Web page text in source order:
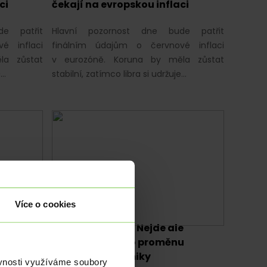
Více o cookies
využíváme soubory
patřit
inflaci
zůstat
čekají na evropskou inflaci
Hlavní pozornost dne bude patřit
finálním údajům o červnové inflaci
v eurozóně. Koruna by měla zůstat
stabilní, zatímco libra si udržuje…
Čína zpomaluje. Nejde ale
o kolaps, nýbrž o proměnu
světové ekonomiky